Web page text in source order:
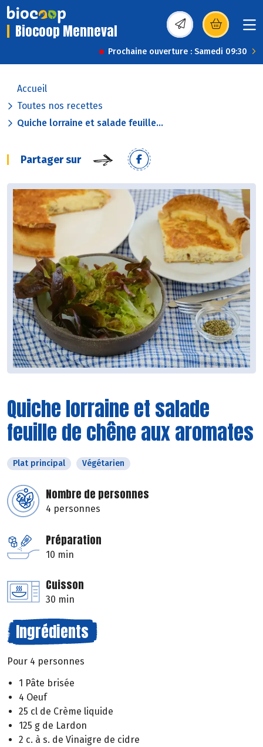
Biocoop Menneval (s’ouvre dans une
Prochaine ouverture : Samedi 09:30
Accueil
Toutes nos recettes
Quiche lorraine et salade feuille...
Partager sur
Quiche lorraine et salade
feuille de chêne aux aromates
Plat principal Végétarien
Nombre de personnes
4 personnes
Préparation
10 min
Cuisson
30 min
Ingrédients
Pour 4 personnes
1 Pâte brisée
4 Oeuf
25 cl de Crème liquide
125 g de Lardon
2 c. à s. de Vinaigre de cidre